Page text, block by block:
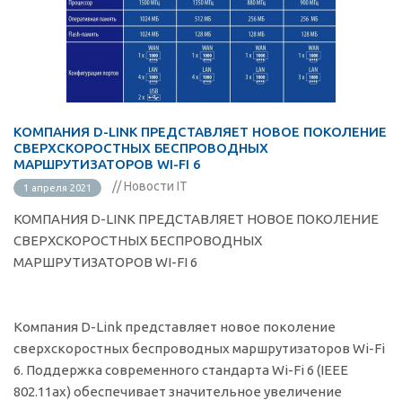
КОМПАНИЯ D-LINK ПРЕДСТАВЛЯЕТ НОВОЕ ПОКОЛЕНИЕ
СВЕРХСКОРОСТНЫХ БЕСПРОВОДНЫХ
МАРШРУТИЗАТОРОВ WI-FI 6
1 апреля 2021 // Новости IT
КОМПАНИЯ D-LINK ПРЕДСТАВЛЯЕТ НОВОЕ ПОКОЛЕНИЕ
СВЕРХСКОРОСТНЫХ БЕСПРОВОДНЫХ
МАРШРУТИЗАТОРОВ WI-FI 6
Компания D-Link представляет новое поколение
сверхскоростных беспроводных маршрутизаторов Wi-Fi
6. Поддержка современного стандарта Wi-Fi 6 (IEEE
802.11ax) обеспечивает значительное увеличение